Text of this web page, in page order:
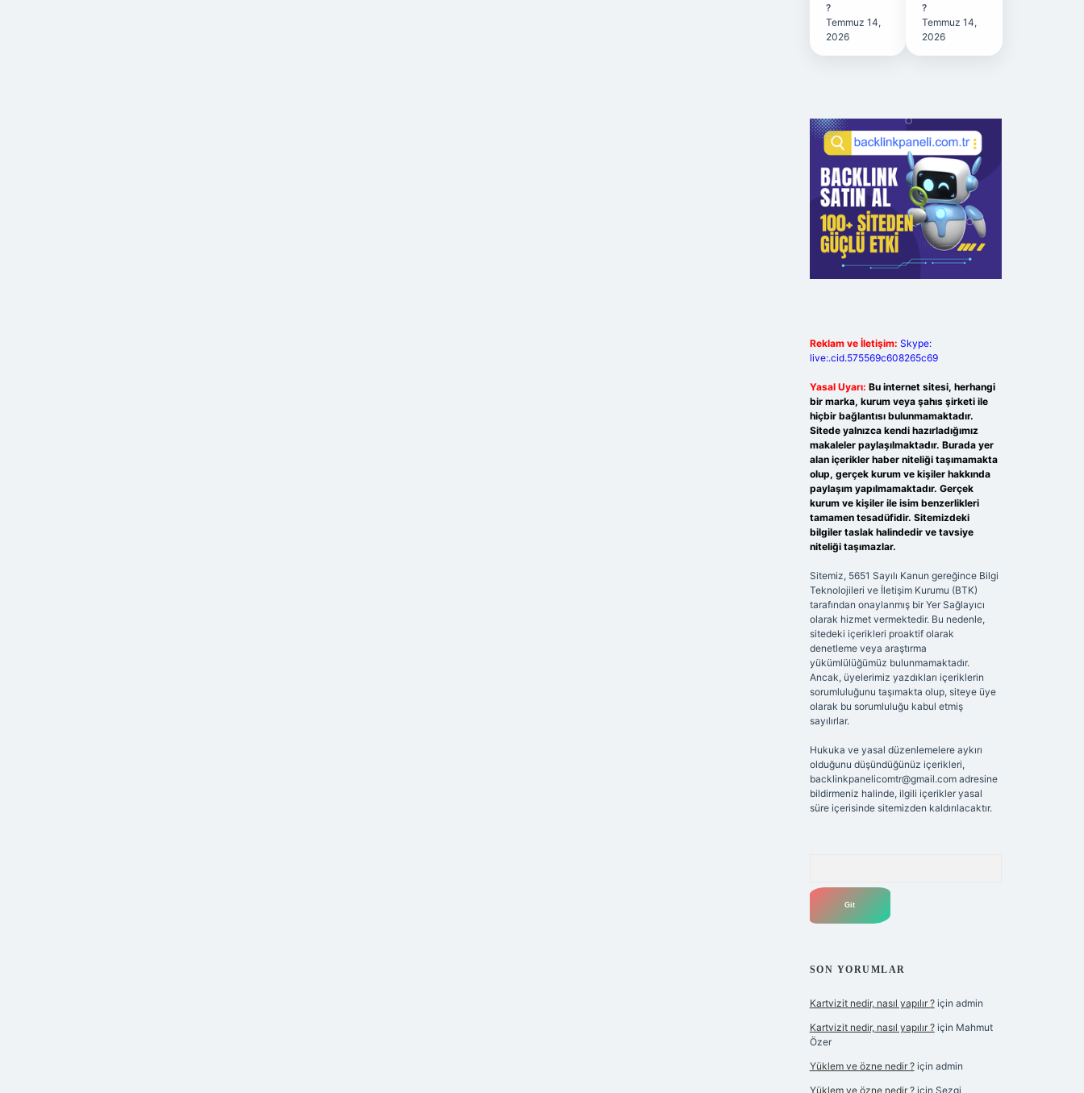
?
Temmuz 14,
2026
?
Temmuz 14,
2026
Reklam ve İletişim: Skype:
live:.cid.575569c608265c69
Yasal Uyarı: Bu internet sitesi, herhangi
bir marka, kurum veya şahıs şirketi ile
hiçbir bağlantısı bulunmamaktadır.
Sitede yalnızca kendi hazırladığımız
makaleler paylaşılmaktadır. Burada yer
alan içerikler haber niteliği taşımamakta
olup, gerçek kurum ve kişiler hakkında
paylaşım yapılmamaktadır. Gerçek
kurum ve kişiler ile isim benzerlikleri
tamamen tesadüfidir. Sitemizdeki
bilgiler taslak halindedir ve tavsiye
niteliği taşımazlar.
Sitemiz, 5651 Sayılı Kanun gereğince Bilgi
Teknolojileri ve İletişim Kurumu (BTK)
tarafından onaylanmış bir Yer Sağlayıcı
olarak hizmet vermektedir. Bu nedenle,
sitedeki içerikleri proaktif olarak
denetleme veya araştırma
yükümlülüğümüz bulunmamaktadır.
Ancak, üyelerimiz yazdıkları içeriklerin
sorumluluğunu taşımakta olup, siteye üye
olarak bu sorumluluğu kabul etmiş
sayılırlar.
Hukuka ve yasal düzenlemelere aykırı
olduğunu düşündüğünüz içerikleri,
backlinkpanelicomtr@gmail.comadresine
bildirmeniz halinde, ilgili içerikler yasal
süre içerisinde sitemizden kaldırılacaktır.
SON YORUMLAR
Kartvizit nedir, nasıl yapılır ?için admin
Kartvizit nedir, nasıl yapılır ?için Mahmut
Özer
Yüklem ve özne nedir ?için admin
Yüklem ve özne nedir ?için Sezgi